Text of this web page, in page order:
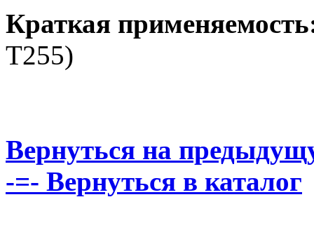
Краткая
T255)
Вернуться на
-=- Вернуться в каталог